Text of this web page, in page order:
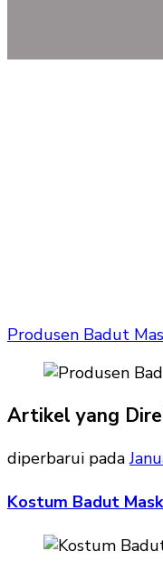
Produsen Badut
Artikel yang
diperbarui pada
Kostum Badut